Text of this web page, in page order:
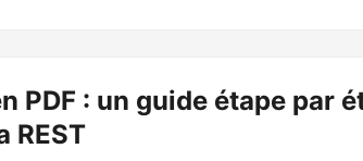
PDF : un guide étape par
REST